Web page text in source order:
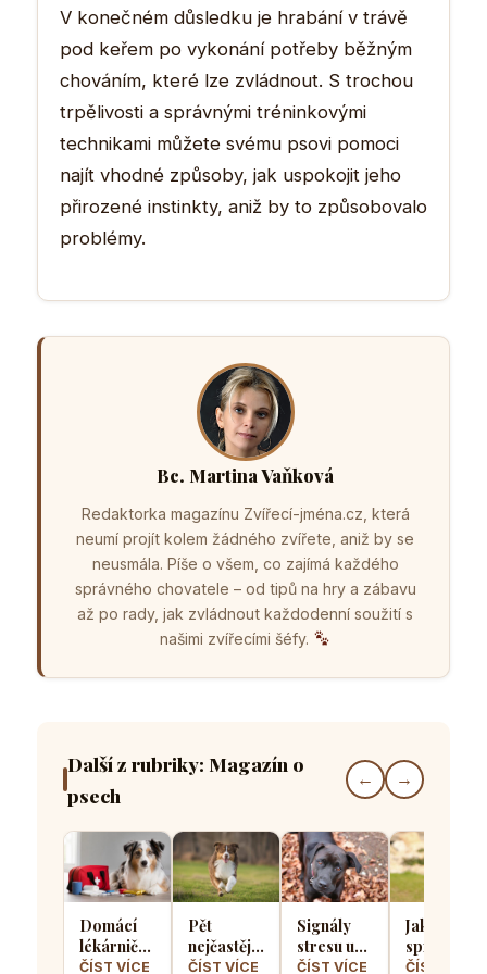
V konečném důsledku je hrabání v trávě
pod keřem po vykonání potřeby běžným
chováním, které lze zvládnout. S trochou
trpělivosti a správnými tréninkovými
technikami můžete svému psovi pomoci
najít vhodné způsoby, jak uspokojit jeho
přirozené instinkty, aniž by to způsobovalo
problémy.
Bc. Martina Vaňková
Redaktorka magazínu Zvířecí-jména.cz, která
neumí projít kolem žádného zvířete, aniž by se
neusmála. Píše o všem, co zajímá každého
správného chovatele – od tipů na hry a zábavu
až po rady, jak zvládnout každodenní soužití s
našimi zvířecími šéfy.
Další z rubriky: Magazín o
psech
← →
Domácí
lékárnička
pro psa
ČÍST VÍCE
Pět
nejčastějších
chyb při
ČÍST VÍCE
Signály
stresu u
psů: Jak
ČÍST VÍCE
Jak
správně
ČÍST VÍCE